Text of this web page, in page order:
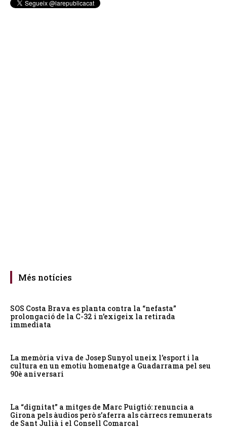
Més notícies
SOS Costa Brava es planta contra la “nefasta”
prolongació de la C-32 i n’exigeix la retirada
immediata
La memòria viva de Josep Sunyol uneix l’esport i la
cultura en un emotiu homenatge a Guadarrama pel seu
90è aniversari
La “dignitat” a mitges de Marc Puigtió: renuncia a
Girona pels àudios però s’aferra als càrrecs remunerats
de Sant Julià i el Consell Comarcal